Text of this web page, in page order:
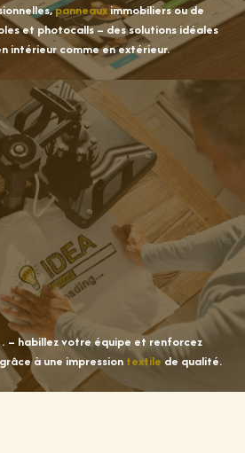
panneauximmobiliers ou de
et photocalls – des solutions idéales
intérieur comme en extérieur.
– habillez votre équipe et renforcez
à une impression textilede qualité.